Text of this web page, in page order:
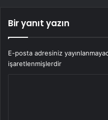
Bir yanıt yazın
E-posta adresiniz
işaretlenmişlerdir